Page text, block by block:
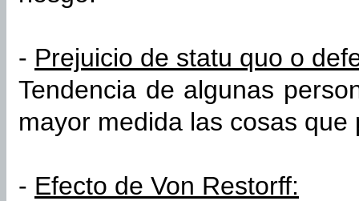
- Prejuicio de statu quo o
Tendencia de algunas
mayor medida las cosas
- Efecto de Von Restorff: